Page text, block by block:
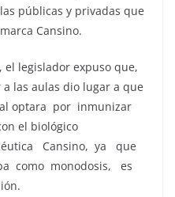
públicas y privadas que
Cansino.
el legislador expuso que,
las aulas dio lugar a que
optara por inmunizar
el biológico
Cansino, ya que
como monodosis, es